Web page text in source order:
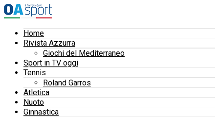
Home
Rivista Azzurra
Giochi del Mediterraneo
Sport in TV oggi
Tennis
Roland Garros
Atletica
Nuoto
Ginnastica